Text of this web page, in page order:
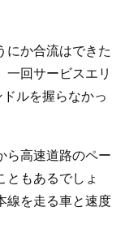
にか合流はできた
一回サービスエリ
ルを握らなかっ
ら高速道路のペー
ともあるでしょ
線を走る車と速度